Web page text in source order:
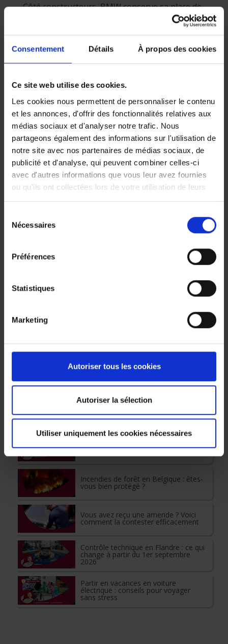
Consentement Détails À propos des cookies
Ce site web utilise des cookies.
Les cookies nous permettent de personnaliser le contenu
et les annonces, d'offrir des fonctionnalités relatives aux
médias sociaux et d'analyser notre trafic. Nous
partageons également des informations sur l'utilisation de
notre site avec nos partenaires de médias sociaux, de
publicité et d'analyse, qui peuvent combiner celles-ci
avec d'autres informations que vous leur avez fournies
ou qu'ils ont collectées lors de votre utilisation de leurs
services.
Nécessaires
Préférences
Statistiques
Marketing
Autoriser tous les cookies
Autoriser la sélection
Utiliser uniquement les cookies nécessaires
Côté constructeurs, BMW conserve sa place de
leader, tandis qu’Audi enregistre une forte
progression. MG, BYD et Tesla poursuivent
également leur croissance, confirmant
l’installation durable des marques chinoises et
automobile belge.
Etes-vous bien assuré ?
Un simple échange avec votre conseiller P&V
vous permettra d’évaluer votre couverture et
d’identifier les opportunités d’optimisation.
Vous trouverez toujours un conseiller près de
chez vous parmi nos 170 agences en Belgique.
Envie d'en savoir plus sur
Lisez aussi notre article :
Acheter une voiture
mauvaise idée en 2026 ?
Nouveaux articles
Vignette électronique en Belgique : ce
1er mai 2027
pour les vacances
Incendies de forêt en Belgique : êtes-
vous bien protégé ?
Vous avez reçu une amende ? Voici
comment la contester efficacement
Contrôle technique en Flandre : ce qui
change à partir du 1er septembre
2026
Partir en vacances en voiture
électrique : conseils pour voyager
sans stress